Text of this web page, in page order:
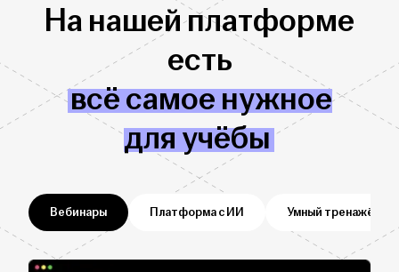
На нашей платформе
есть
всё самое нужное
для учёбы
Вебинары Платформа с ИИ Умный тренажёр